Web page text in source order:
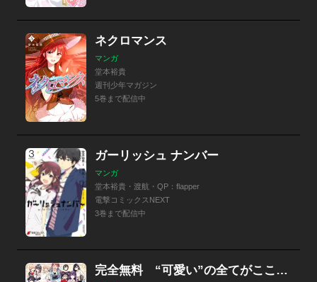
ネクロマンス
マンガ
堂本裕貴
週刊少年マガジン
5巻まで配信中
ガーリッシュ ナンバー
マンガ
堂本裕貴・渡航・QP：flapper
電撃コミックスNEXT
3巻まで配信中
完全無料 “可愛い”の全てがここにある！ 最かわヒロイン１７人試し読みパック